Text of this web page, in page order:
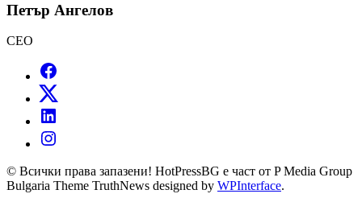
Петър Ангелов
CEO
© Всички права запазени! HotPressBG е част от P Media Group
Bulgaria Theme TruthNews designed by WPInterface.